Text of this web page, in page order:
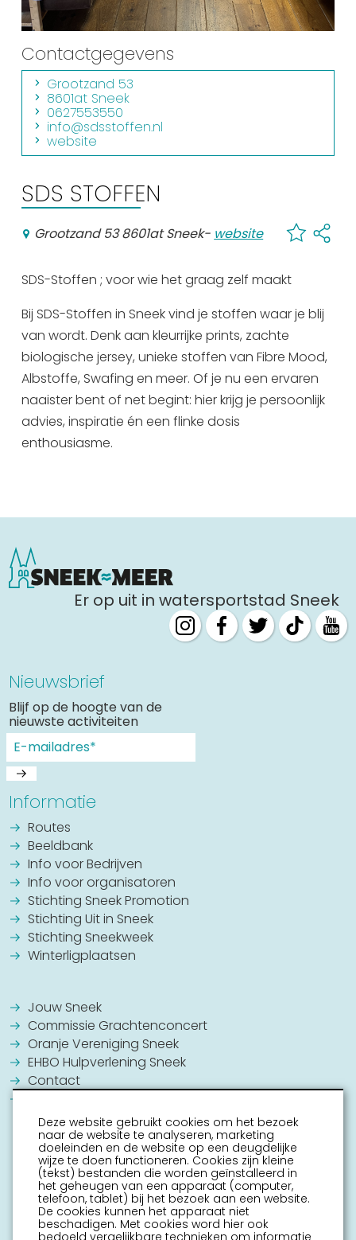
UITagenda
Routes
Veel bezochte pagina's:
Top 10 leuke dingen
Uitgaan in Sneek
Overnachten in Sneek
Citygame Escapegame Sneek
De leukste routes
Interactieve plattegrond van Sneek
Winkelen in Sneek
Bootverhuur
Contactgegevens
Grootzand 53
8601at Sneek
0627553550
info@sdsstoffen.nl
website
SDS STOFFEN
Grootzand 53 8601at Sneek- website
SDS-Stoffen ; voor wie het graag zelf maakt
Bij SDS-Stoffen in Sneek vind je stoffen waar je blij
van wordt. Denk aan kleurrijke prints, zachte
biologische jersey, unieke stoffen van Fibre Mood,
Albstoffe, Swafing en meer. Of je nu een ervaren
naaister bent of net begint: hier krijg je persoonlijk
advies, inspiratie én een flinke dosis
enthousiasme.
Er op uit in watersportstad Sneek
Nieuwsbrief
Blijf op de hoogte van de
nieuwste activiteiten
Informatie
Routes
Beeldbank
Info voor Bedrijven
Info voor organisatoren
Stichting Sneek Promotion
Stichting Uit in Sneek
Stichting Sneekweek
Winterligplaatsen
Jouw Sneek
Commissie Grachtenconcert
Oranje Vereniging Sneek
EHBO Hulpverlening Sneek
Contact
Deze website gebruikt cookies om het bezoek
naar de website te analyseren, marketing
doeleinden en de website op een deugdelijke
wijze te doen functioneren. Cookies zijn kleine
(tekst) bestanden die worden geïnstalleerd in
het geheugen van een apparaat (computer,
telefoon, tablet) bij het bezoek aan een website.
De cookies kunnen het apparaat niet
beschadigen. Met cookies word hier ook
bedoeld vergelijkbare technieken om informatie